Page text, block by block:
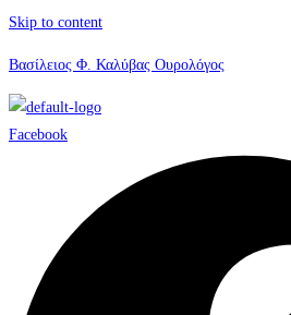
Skip to content
Βασίλειος Φ. Καλύβας Ουρολόγος
Facebook